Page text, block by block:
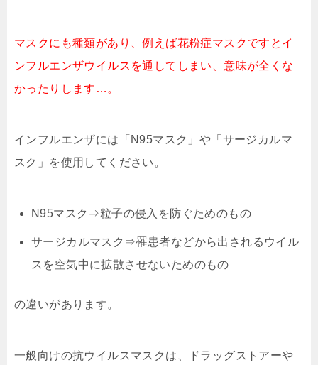
マスクにも種類があり、例えば花粉症マスクですとイ
ンフルエンザウイルスを通してしまい、意味が全くな
かったりします…。
インフルエンザには「N95マスク」や「サージカルマ
スク」を使用してください。
N95マスク⇒粒子の侵入を防ぐためのもの
サージカルマスク⇒罹患者などから出されるウイル
スを空気中に拡散させないためのもの
の違いがあります。
一般向けの抗ウイルスマスクは、ドラッグストアーや